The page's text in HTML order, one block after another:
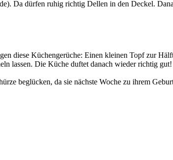
Da dürfen ruhig richtig Dellen in den Deckel.
diese Küchengerüche: Einen kleinen Topf zur
lassen. Die Küche duftet danach wieder richtig
beglücken, da sie nächste Woche zu ihrem